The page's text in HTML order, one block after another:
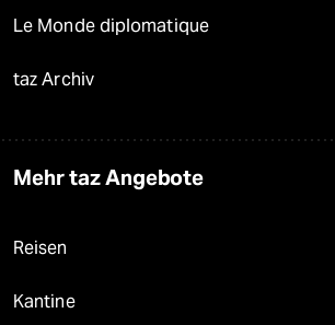
Le Monde diplomatique
taz Archiv
Mehr taz Angebote
Reisen
Kantine